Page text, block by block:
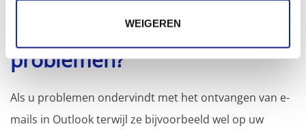
WEIGEREN
Nog steeds Outlook
problemen?
Als u problemen ondervindt met het ontvangen van e-
mails in Outlook terwijl ze bijvoorbeeld wel op uw